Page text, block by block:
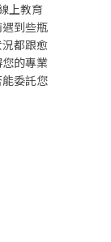
上教育
到些瓶
都跟愈
的專業
委託您